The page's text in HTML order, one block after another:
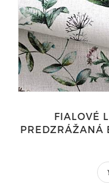
FIALOVÉ
PREDZRÁŽANÁ